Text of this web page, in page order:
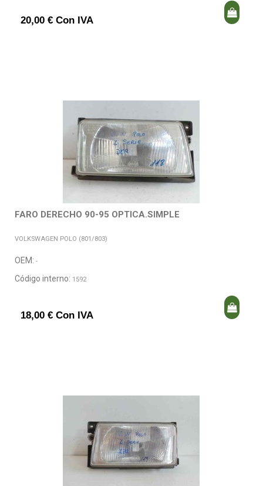
20,00 € Con IVA
FARO DERECHO 90-95 OPTICA.SIMPLE
VOLKSWAGEN POLO (801/803)
OEM: -
Código interno: 1592
18,00 € Con IVA